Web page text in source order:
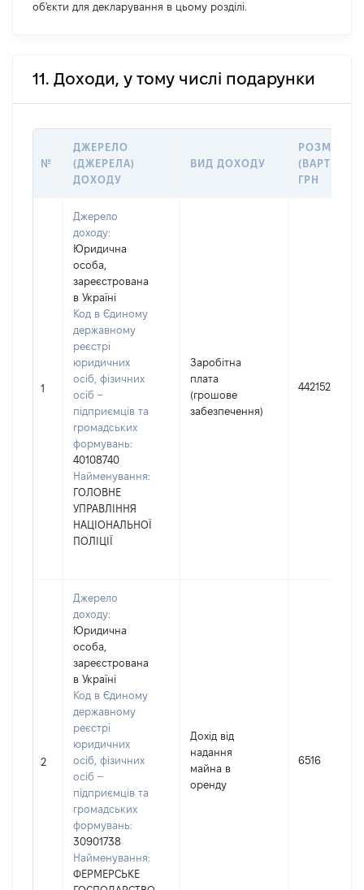
об'єкти для декларування в цьому розділі.
11. Доходи, у тому числі подарунки
№
ДЖЕРЕЛО
(ДЖЕРЕЛА)
ДОХОДУ
ВИД ДОХОДУ
РОЗМІР
(ВАРТІСТЬ),
ГРН
1
Джерело
доходу:
Юридична
особа,
зареєстрована
в Україні
Код в Єдиному
державному
реєстрі
юридичних
осіб, фізичних
осіб –
підприємців та
громадських
формувань:
40108740
Найменування:
ГОЛОВНЕ
УПРАВЛІННЯ
НАЦІОНАЛЬНОЇ
ПОЛІЦІЇ
Заробітна
плата
(грошове
забезпечення)
442152
2
Джерело
доходу:
Юридична
особа,
зареєстрована
в Україні
Код в Єдиному
державному
реєстрі
юридичних
осіб, фізичних
осіб –
підприємців та
громадських
формувань:
30901738
Найменування:
ФЕРМЕРСЬКЕ
Дохід від
надання
майна в
оренду
6516